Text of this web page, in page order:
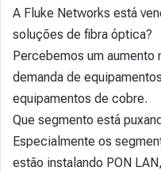
A Fluke Networks está
soluções de fibra óptica?
Percebemos um aumento
demanda de
equipamentos de cobre.
Que segmento está
Especialmente os
estão instalando PON